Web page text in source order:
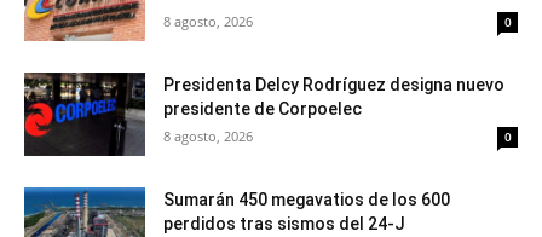
8 agosto, 2026 0
Presidenta Delcy Rodríguez designa nuevo
presidente de Corpoelec
8 agosto, 2026 0
Sumarán 450 megavatios de los 600
perdidos tras sismos del 24-J